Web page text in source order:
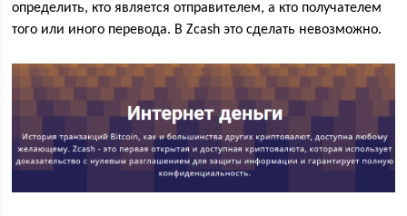
определить, кто является отправителем, а кто получателем
того или иного перевода. В Zcash это сделать невозможно.